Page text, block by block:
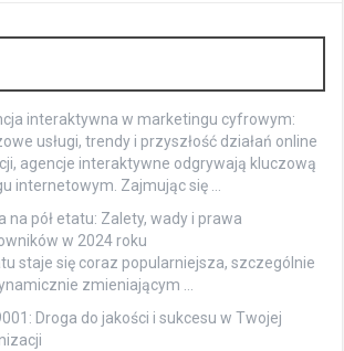
interaktywna w marketingu cyfrowym:
usługi, trendy i przyszłość działań online
agencje interaktywne odgrywają kluczową
internetowym. Zajmując się …
na pół etatu: Zalety, wady i prawa
w 2024 roku
staje się coraz popularniejsza, szczególnie
zmieniającym …
Droga do jakości i sukcesu w Twojej